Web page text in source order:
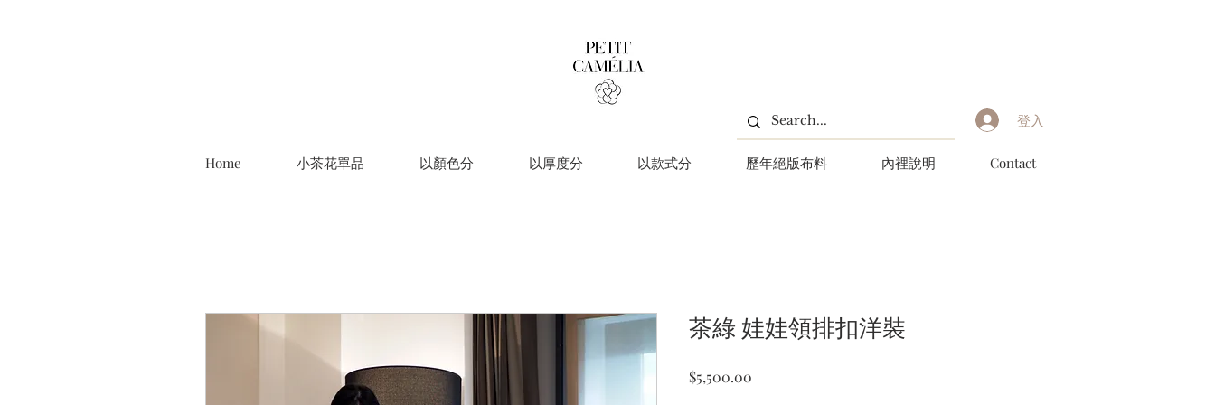
登入
Home 小茶花單品 以顏色分 以厚度分 以款式分 歷年絕版布料 內裡說明 Contact
茶綠 娃娃領排扣洋裝
$5,500.00